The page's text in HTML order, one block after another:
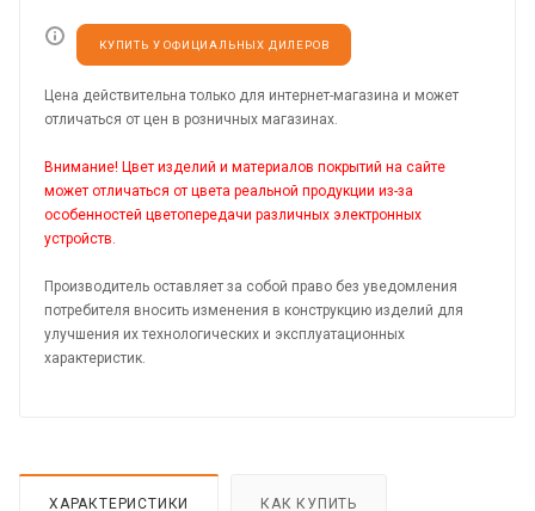
КУПИТЬ У ОФИЦИАЛЬНЫХ ДИЛЕРОВ
Цена действительна только для интернет-магазина и может
отличаться от цен в розничных магазинах.
Внимание! Цвет изделий и материалов покрытий на сайте
может отличаться от цвета реальной продукции из-за
особенностей цветопередачи различных электронных
устройств.
Производитель оставляет за собой право без уведомления
потребителя вносить изменения в конструкцию изделий для
улучшения их технологических и эксплуатационных
характеристик.
ХАРАКТЕРИСТИКИ КАК КУПИТЬ